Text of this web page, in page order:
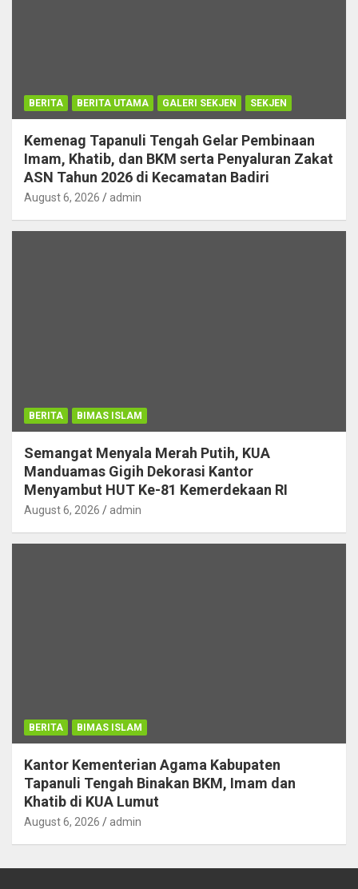
BERITA BERITA UTAMA GALERI SEKJEN SEKJEN
Kemenag Tapanuli Tengah Gelar Pembinaan
Imam, Khatib, dan BKM serta Penyaluran Zakat
ASN Tahun 2026 di Kecamatan Badiri
August 6, 2026 admin
BERITA BIMAS ISLAM
Semangat Menyala Merah Putih, KUA
Manduamas Gigih Dekorasi Kantor
Menyambut HUT Ke-81 Kemerdekaan RI
August 6, 2026 admin
BERITA BIMAS ISLAM
Kantor Kementerian Agama Kabupaten
Tapanuli Tengah Binakan BKM, Imam dan
Khatib di KUA Lumut
August 6, 2026 admin